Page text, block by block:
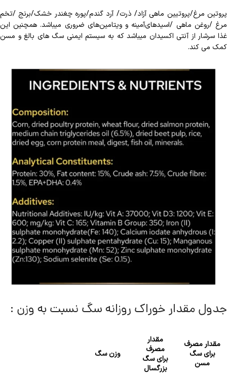
پروتین مرغ/پروتیین ماهی آزاد/ ذرت/ آرد گندم/پوره چغندر خشک/برنج /تخم
مرغ /روغن ماهی /اسیدهای‌آمینه و ویتامین‌های ضروری میباشد. همچنین این
غذا سرشار از آنتی اکسیدان میباشد که به سیستم ایمنی سگ های بالغ و مسن
کمک می کند.
جدول مقدار خوراک روزانه سگ نسبت به وزن :
مقدار مصرف
برای سگ
مسن
مقدار
مصرف
برای سگ
بزرگسال
وزن سگ